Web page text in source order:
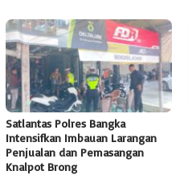
Satlantas Polres Bangka
Intensifkan Imbauan Larangan
Penjualan dan Pemasangan
Knalpot Brong